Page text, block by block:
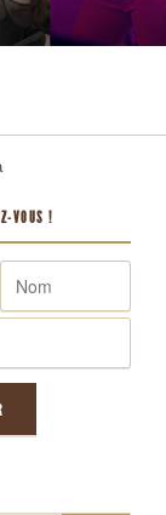
VOUS !